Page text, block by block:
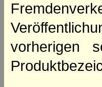
vorherigen